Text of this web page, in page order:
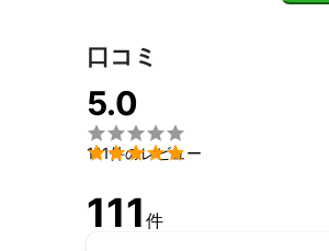
口コミ
5.0


111件のレビュー
111 件